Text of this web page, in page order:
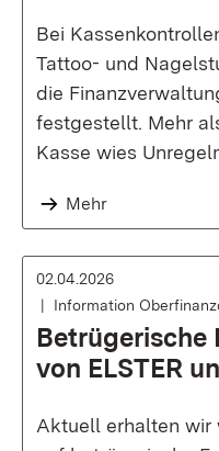
Bei
Tattoo- und
die
festgestellt. Mehr
Kasse wies
Mehr
02.04.2026
Information
Betrügerische
von ELSTER
Aktuell erhalten wir